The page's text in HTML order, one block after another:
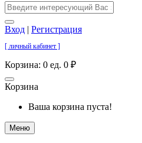
Вход | Регистрация
[ личный кабинет ]
Корзина: 0 ед. 0 ₽
Корзина
Ваша корзина пуста!
Меню